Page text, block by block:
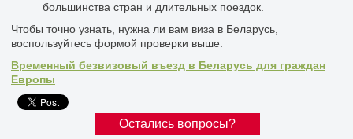
большинства стран и длительных поездок.
Чтобы точно узнать, нужна ли вам виза в Беларусь,
воспользуйтесь формой проверки выше.
Временный безвизовый въезд в Беларусь для граждан
Европы
Остались вопросы?